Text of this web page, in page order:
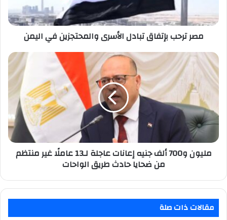
اليمن
مصر ترحب بإتفاق تبادل الأسرى والمحتجزين في اليمن
مليون
و700
ألف
جنيه
إعانات
عاجلة
لـ13
عاملًا
غير
منتظم
حادث
الواحات
مليون و700 ألف جنيه إعانات عاجلة لـ13 عاملًا غير منتظم
من ضحايا حادث طريق الواحات
مقالات ذات صلة